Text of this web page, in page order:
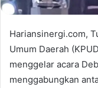
Hariansinergi.com,
Umum Daerah
menggelar acara
menggabungkan